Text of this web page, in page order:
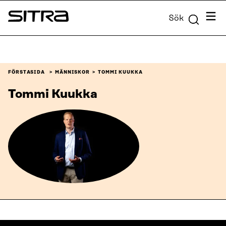
Skip to
content
Sitra Sök Meny
FÖRSTASIDA MÄNNISKOR TOMMI KUUKKA
Tommi Kuukka